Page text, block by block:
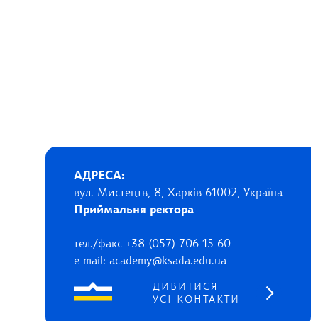
АДРЕСА:
вул. Мистецтв, 8, Харків 61002, Україна
Приймальня ректора
тел./факс +38 (057) 706-15-60
e-mail: academy@ksada.edu.ua
ДИВИТИСЯ
УСІ КОНТАКТИ